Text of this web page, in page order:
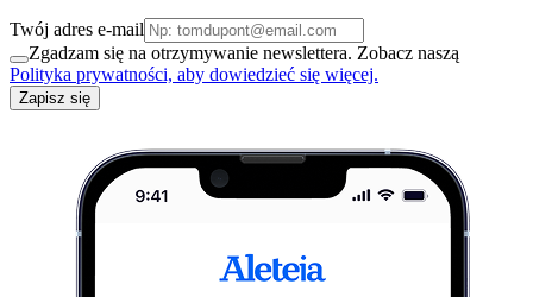
Twój adres e-mail
Zgadzam się na otrzymywanie newslettera. Zobacz naszą
Polityka prywatności, aby dowiedzieć się więcej.
Zapisz się